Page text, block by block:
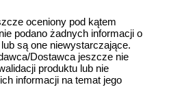
oceniony pod kątem
podano żadnych informacji o
lub są one niewystarczające.
Dostawca jeszcze nie
produktu lub nie
informacji na temat jego